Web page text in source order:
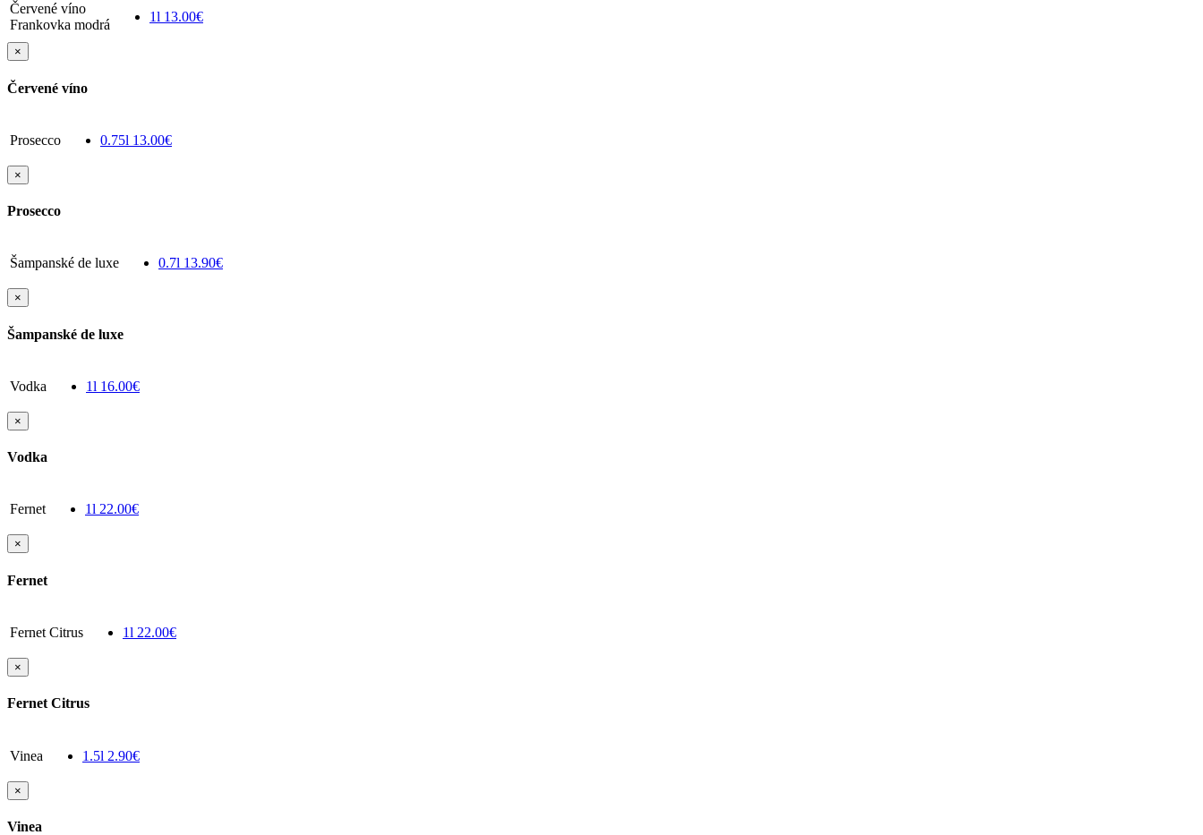
Červené víno
Frankovka modrá
1l 13.00€
×
Červené víno
Prosecco 0.75l 13.00€
×
Prosecco
Šampanské de luxe 0.7l 13.90€
×
Šampanské de luxe
Vodka 1l 16.00€
×
Vodka
Fernet 1l 22.00€
×
Fernet
Fernet Citrus 1l 22.00€
×
Fernet Citrus
Vinea 1.5l 2.90€
×
Vinea